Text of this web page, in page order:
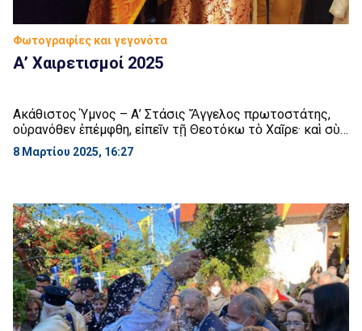
Φωτογραφίες και γεγονότα
Α’ Χαιρετισμοί 2025
Ακάθιστος Ύμνος – Α’ Στάσις Ἄγγελος πρωτοστάτης,
οὐρανόθεν ἐπέμφθη, εἰπεῖν τῇ Θεοτόκω τὸ Χαῖρε· καὶ σὺν
τῇ ἀσωμάτῳ φωνῇ, σωματούμενόν σε θεωρῶν, Κύριε,
ἐξίστατο καὶ ἵστατο, κραυγάζων πρὸς Αὐτὴν τοιαῦτα·
δακρύων τῆς Εὔας ἡ λύτρωσις. […]
8 Μαρτίου 2025, 16:27